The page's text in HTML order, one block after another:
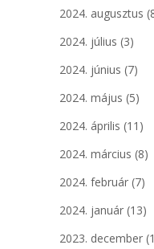
2024. augusztus
2024. július (3)
2024. június (7)
2024. május (5)
2024. április (11)
2024. március (8)
2024. február (7)
2024. január (13)
2023. december